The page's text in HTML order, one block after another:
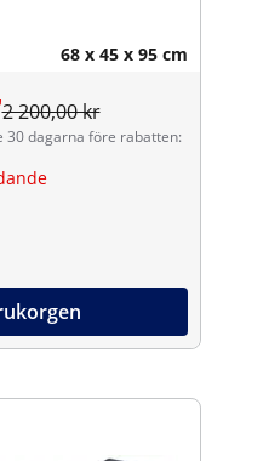
68 x 45 x 95 cm
2 200,00 kr
30 dagarna före rabatten: